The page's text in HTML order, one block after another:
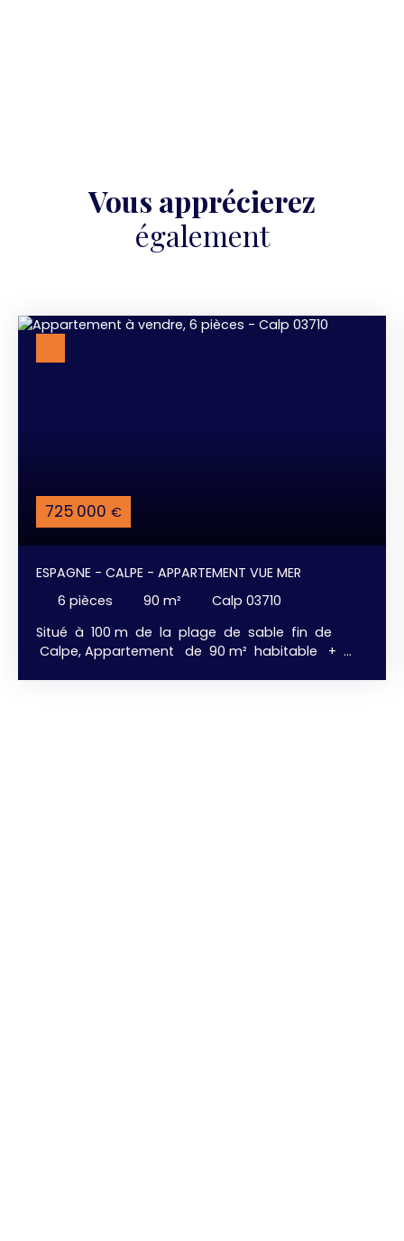
Vous apprécierez
également
725 000 €
ESPAGNE - CALPE - APPARTEMENT VUE MER
6 pièces 90 m²
Calp 03710
Situé à 100 m de la plage de sable fin de
Calpe, Appartement de 90 m² habitable +